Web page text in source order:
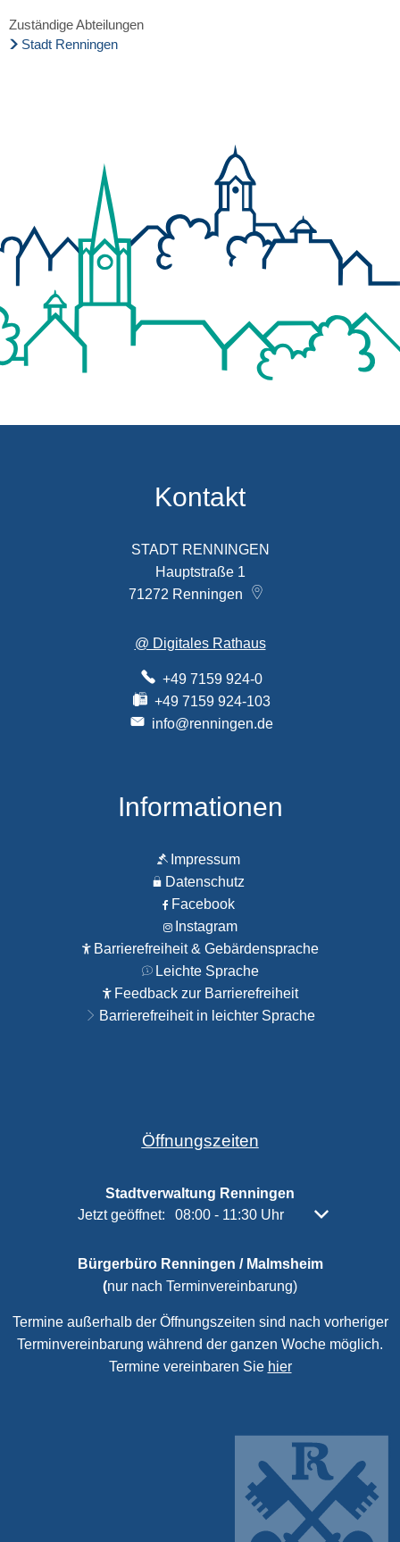
Zuständige Abteilungen
Stadt Renningen
Kontakt
STADT RENNINGEN
Hauptstraße 1
71272 Renningen
@ Digitales Rathaus
+49 7159 924-0
+49 7159 924-103
info@renningen.de
Informationen
Impressum
Datenschutz
Facebook
Instagram
Barrierefreiheit & Gebärdensprache
Leichte Sprache
Feedback zur Barrierefreiheit
Barrierefreiheit in leichter Sprache
Öffnungszeiten
Stadtverwaltung Renningen
Klicken, um weitere Öffnungs- oder Schließzeiten
Jetzt geöffnet: 08:00- 11:30Uhr Von 08:00 bis
Bürgerbüro Renningen / Malmsheim
(nur nach Terminvereinbarung)
Termine außerhalb der Öffnungszeiten sind nach vorheriger
Terminvereinbarung während der ganzen Woche möglich.
Termine vereinbaren Sie hier